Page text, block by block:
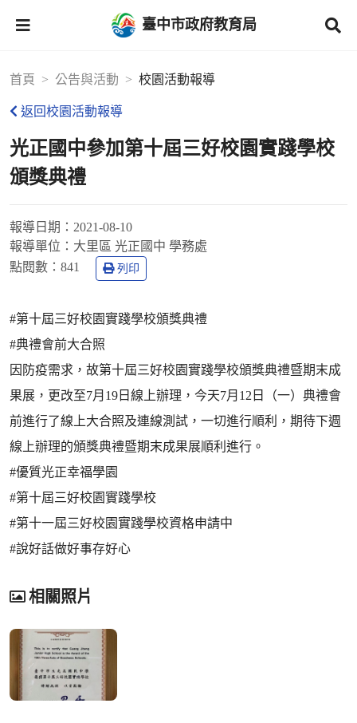
臺中市政府教育局
首頁 公告與活動 校園活動報導
返回校園活動報導
光正國中參加第十屆三好校園實踐學校
頒獎典禮
報導日期： 2021-08-10
報導單位： 大里區 光正國中 學務處
點閱數： 841 列印
#第十屆三好校園實踐學校頒獎典禮
#典禮會前大合照
因防疫需求，故第十屆三好校園實踐學校頒獎典禮暨期末成
果展，更改至7月19日線上辦理，今天7月12日（一）典禮會
前進行了線上大合照及連線測試，一切進行順利，期待下週
線上辦理的頒獎典禮暨期末成果展順利進行。
#優質光正幸福學園
#第十屆三好校園實踐學校
#第十一屆三好校園實踐學校資格申請中
#說好話做好事存好心
相關照片